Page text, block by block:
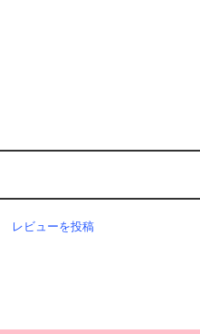
レビューを投稿